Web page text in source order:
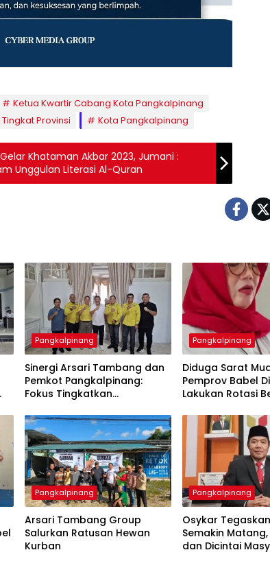
Ketua Kwartir Cabang Kota Pangkalpinang
Provinsi
Kota Pangkalpinang
Khataman Akbar 2023, Jumani :
Unggulan Literasi Al-Quran
Pangkalpinang
‎Sinergi Arsari Tambang dan
Pemkot Pangkalpinang:
Fokus Tingkatkan
5 Sektor ‎
Pangkalpinang
‎Diduga Sarat
Pemprov Babel
Lakukan Rotasi
Paruh Waktu ‎
Pangkalpinang
‎Arsari Tambang Group
Salurkan Ratusan Hewan
Kurban
Pangkalpinang
Osykar
Semakin
dan Dicintai